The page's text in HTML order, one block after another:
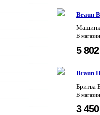
Braun
В
5
Braun
Бритва
В
3